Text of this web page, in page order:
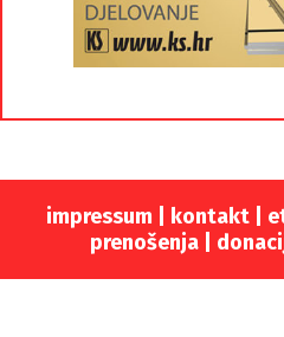
impressum kontakt
prenošenja |